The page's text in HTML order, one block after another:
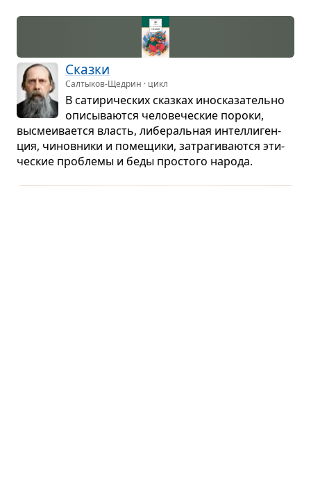
Сказки
Салтыков-Щедрин · цикл
В сати­ри­че­ских сказ­ках ино­ска­за­тельно
опи­сы­ва­ются чело­ве­че­ские пороки,
высме­и­ва­ется власть, либе­раль­ная интел­ли­ген­
ция, чинов­ники и поме­щики, затра­ги­ва­ются эти­
че­ские про­блемы и беды про­стого народа.